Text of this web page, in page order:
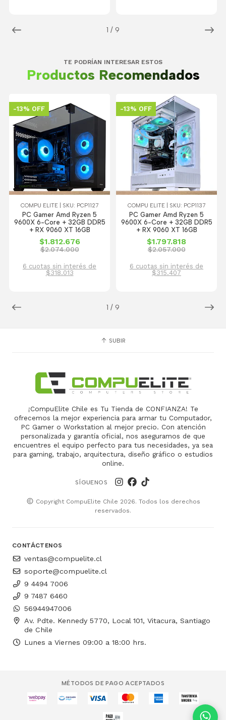
1 / 9
TE PODRÍAN INTERESAR ESTOS
Productos Recomendados
1 / 9
-13% OFF
COMPU ELITE | SKU: PCP1127
PC Gamer Amd Ryzen 5
9600X 6-Core + 32GB DDR5
+ RX 9060 XT 16GB
$1.812.676
$2.074.000
6 cuotas sin interés de
$318.013
-13% OFF
COMPU ELITE | SKU: PCP1137
PC Gamer Amd Ryzen 5
9600X 6-Core + 32GB DDR5
+ RX 9060 XT 16GB
$1.797.818
$2.057.000
6 cuotas sin interés de
$315.407
SUBIR
¡CompuElite Chile es Tu Tienda de CONFIANZA! Te
ofrecemos la mejor experiencia para armar tu Computador,
PC Gamer o Workstation al mejor precio. Con atención
personalizada y garantía oficial, nos aseguramos de que
encuentres el equipo perfecto para tus necesidades, ya sea
para gaming, trabajo, arquitectura, diseño gráfico o estudios
online.
SÍGUENOS
Copyright CompuElite Chile 2026. Todos los derechos
reservados.
CONTÁCTENOS
ventas@compuelite.cl
soporte@compuelite.cl
9 4494 7006
9 7487 6460
56944947006
Av. Pdte. Kennedy 5770, Local 101, Vitacura, Santiago
de Chile
Lunes a Viernes 09:00 a 18:00 hrs.
MÉTODOS DE PAGO ACEPTADOS